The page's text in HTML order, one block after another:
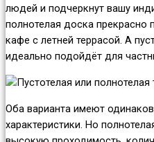
людей и подчеркнут вашу
полнотелая доска прекрасно
кафе с летней террасой. А
идеально подойдёт для
Оба варианта имеют
характеристики. Но